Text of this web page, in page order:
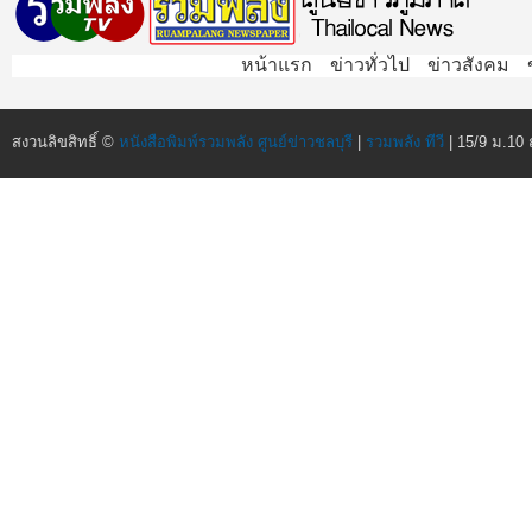
หน้าแรก ข่าวทั่วไป ข่าวสังคม
สงวนลิขสิทธิ์ © หนังสือพิมพ์รวมพลัง ศูนย์ข่าวชลบุรี | รวมพลัง ทีวี | 15/9 ม.10